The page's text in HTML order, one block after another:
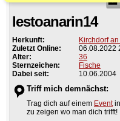
lestoanarin14
Herkunft:
Kirchdorf
Zuletzt Online:
06.08.2022
Alter:
36
Sternzeichen:
Fische
Dabei seit:
10.06.2004
Triff mich demnächst:
Trag dich auf einem Eventin
zu zeigen wo man dich trifft!